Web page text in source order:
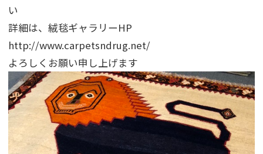
い
詳細は、絨毯ギャラリーHP
http://www.carpetsndrug.net/
よろしくお願い申し上げます